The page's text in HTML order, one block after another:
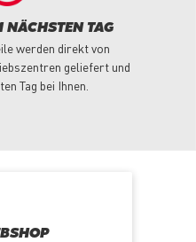
NÄCHSTEN TAG
werden direkt von
geliefert und
Tag bei Ihnen.